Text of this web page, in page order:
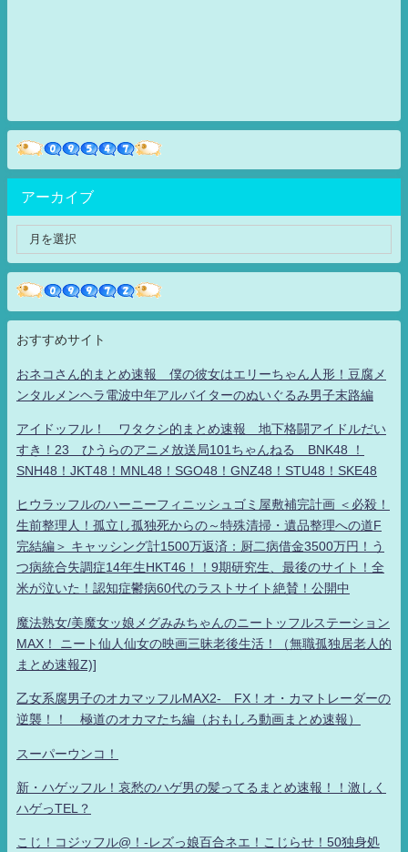
アーカイブ
おすすめサイト
おネコさん的まとめ速報 僕の彼女はエリーちゃん人形！豆腐メ
ンタルメンヘラ電波中年アルバイターのぬいぐるみ男子末路編
アイドッフル！ ワタクシ的まとめ速報 地下格闘アイドルだい
すき！23 ひうらのアニメ放送局101ちゃんねる BNK48 ！
SNH48！JKT48！MNL48！SGO48！GNZ48！STU48！SKE48
ヒウラッフルのハーニーフィニッシュゴミ屋敷補完計画 ＜必殺！
生前整理人！孤立し孤独死からの～特殊清掃・遺品整理への道F
完結編＞ キャッシング計1500万返済：厨二病借金3500万円！う
つ病統合失調症14年生HKT46！！9期研究生、最後のサイト！全
米が泣いた！認知症鬱病60代のラストサイト絶賛！公開中
魔法熟女/美魔女ッ娘メグみみちゃんのニートッフルステーション
MAX！ ニート仙人仙女の映画三昧老後生活！（無職孤独居老人的
まとめ速報Z)]
乙女系腐男子のオカマッフルMAX2- FX！オ・カマトレーダーの
逆襲！！ 極道のオカマたち編（おもしろ動画まとめ速報）
スーパーウンコ！
新・ハゲッフル！哀愁のハゲ男の髪ってるまとめ速報！！激しく
ハゲっTEL？
こじ！コジッフル@！-レズっ娘百合ネエ！こじらせ！50独身処